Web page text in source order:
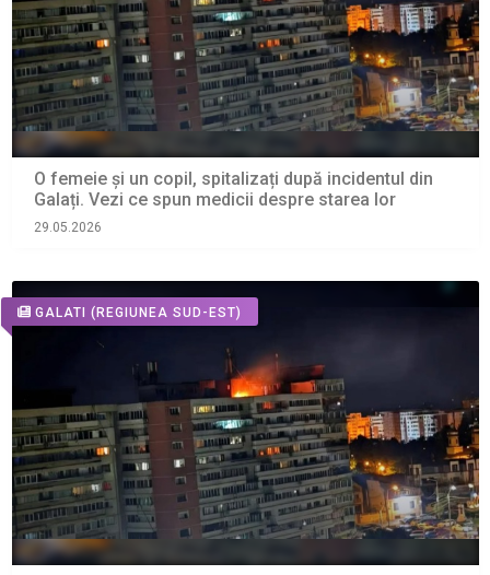
O femeie și un copil, spitalizați după incidentul din
Galați. Vezi ce spun medicii despre starea lor
29.05.2026
GALATI (REGIUNEA SUD-EST)